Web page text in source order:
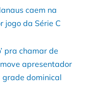
caem na
jogo da Série C
pra chamar de
apresentador
dominical